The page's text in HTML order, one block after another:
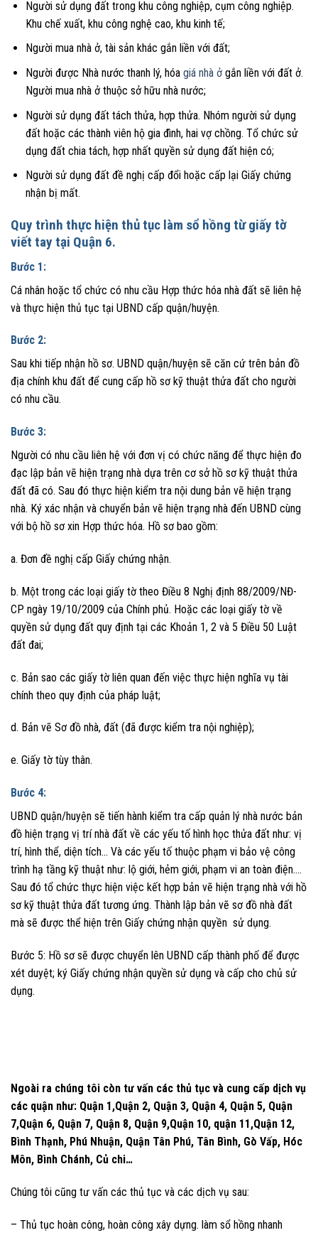
Người sử dụng đất trong khu công nghiệp, cụm công nghiệp.
Khu chế xuất, khu công nghệ cao, khu kinh tế;
Người mua nhà ở, tài sản khác gắn liền với đất;
Người được Nhà nước thanh lý, hóa giá nhà ởgắn liền với đất ở.
Người mua nhà ở thuộc sở hữu nhà nước;
Người sử dụng đất tách thửa, hợp thửa. Nhóm người sử dụng
đất hoặc các thành viên hộ gia đình, hai vợ chồng. Tổ chức sử
dụng đất chia tách, hợp nhất quyền sử dụng đất hiện có;
Người sử dụng đất đề nghị cấp đổi hoặc cấp lại Giấy chứng
nhận bị mất.
Quy trình thực hiện thủ tục làm sổ hồng từ giấy tờ
viết tay tại Quận 6.
Bước 1:
Cá nhân hoặc tổ chức có nhu cầu Hợp thức hóa nhà đất sẽ liên hệ
và thực hiện thủ tục tại UBND cấp quận/huyện.
Bước 2:
Sau khi tiếp nhận hồ sơ. UBND quận/huyện sẽ căn cứ trên bản đồ
địa chính khu đất để cung cấp hồ sơ kỹ thuật thửa đất cho người
có nhu cầu.
Bước 3:
Người có nhu cầu liên hệ với đơn vị có chức năng để thực hiện đo
đạc lập bản vẽ hiện trạng nhà dựa trên cơ sở hồ sơ kỹ thuật thửa
đất đã có. Sau đó thực hiện kiểm tra nội dung bản vẽ hiện trạng
nhà. Ký xác nhận và chuyển bản vẽ hiện trạng nhà đến UBND cùng
với bộ hồ sơ xin Hợp thức hóa. Hồ sơ bao gồm:
a. Đơn đề nghị cấp Giấy chứng nhận.
b. Một trong các loại giấy tờ theo Điều 8 Nghị định 88/2009/NĐ-
CP ngày 19/10/2009 của Chính phủ. Hoặc các loại giấy tờ về
quyền sử dụng đất quy định tại các Khoản 1, 2 và 5 Điều 50 Luật
đất đai;
c. Bản sao các giấy tờ liên quan đến việc thực hiện nghĩa vụ tài
chính theo quy định của pháp luật;
d. Bản vẽ Sơ đồ nhà, đất (đã được kiểm tra nội nghiệp);
e. Giấy tờ tùy thân.
Bước 4:
UBND quận/huyện sẽ tiến hành kiểm tra cấp quản lý nhà nước bản
đồ hiện trạng vị trí nhà đất về các yếu tố hình học thửa đất như: vị
trí, hình thể, diện tích… Và các yếu tố thuộc phạm vi bảo vệ công
trình hạ tầng kỹ thuật như: lộ giới, hẻm giới, phạm vi an toàn điện….
Sau đó tổ chức thực hiện việc kết hợp bản vẽ hiện trạng nhà với hồ
sơ kỹ thuật thửa đất tương ứng. Thành lập bản vẽ sơ đồ nhà đất
mà sẽ được thể hiện trên Giấy chứng nhận quyền sử dụng.
Bước 5: Hồ sơ sẽ được chuyển lên UBND cấp thành phố để được
xét duyệt; ký Giấy chứng nhận quyền sử dụng và cấp cho chủ sử
dụng.
Ngoài ra chúng tôi còn tư vấn các thủ tục và cung cấp dịch vụ
các quận như: Quận 1,Quận 2, Quận 3, Quận 4, Quận 5, Quận
7,Quận 6, Quận 7, Quận 8, Quận 9,Quận 10, quận 11,Quận 12,
Bình Thạnh, Phú Nhuận, Quận Tân Phú, Tân Bình, Gò Vấp, Hóc
Môn, Bình Chánh, Củ chi…
Chúng tôi cũng tư vấn các thủ tục và các dịch vụ sau:
– Thủ tục hoàn công, hoàn công xây dựng. làm sổ hồng nhanh